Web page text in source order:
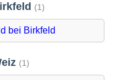
(1)
bei Birkfeld
(1)